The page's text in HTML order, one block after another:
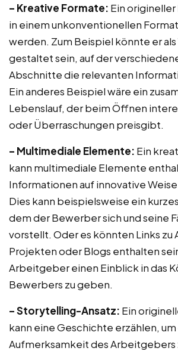
– Kreative Formate: Ein
in einem unkonventionellen
werden. Zum Beispiel könnte er
gestaltet sein, auf der
Abschnitte die relevanten
Ein anderes Beispiel wäre ein
Lebenslauf, der beim Öffnen
oder Überraschungen preisgibt.
– Multimediale Elemente: Ein
kann multimediale Elemente
Informationen auf innovative
Dies kann beispielsweise ein
dem der Bewerber sich und seine
vorstellt. Oder es könnten Links
Projekten oder Blogs enthalten
Arbeitgeber einen Einblick in das
Bewerbers zu geben.
– Storytelling-Ansatz: Ein
kann eine Geschichte erzählen,
Aufmerksamkeit des Arbeitgebers